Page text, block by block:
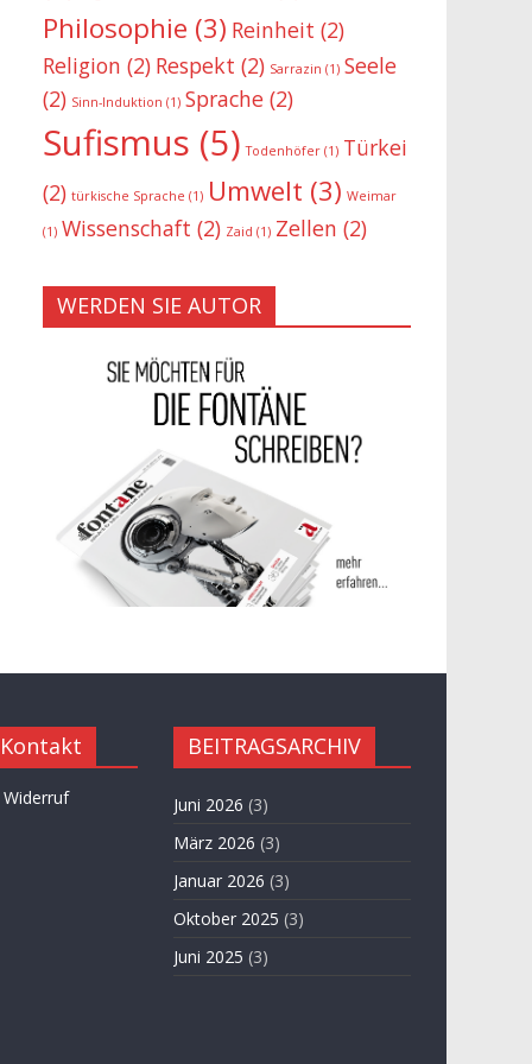
Philosophie (3) Reinheit (2)
Religion (2) Respekt (2) Sarrazin (1) Seele
(2) Sinn-Induktion (1) Sprache (2)
Sufismus (5) Todenhöfer (1) Türkei
(2) türkische Sprache (1) Umwelt (3) Weimar
(1) Wissenschaft (2) Zaid (1) Zellen (2)
WERDEN SIE AUTOR
BEITRAGSARCHIV
Juni 2026 (3)
März 2026 (3)
Januar 2026 (3)
Oktober 2025 (3)
Juni 2025 (3)